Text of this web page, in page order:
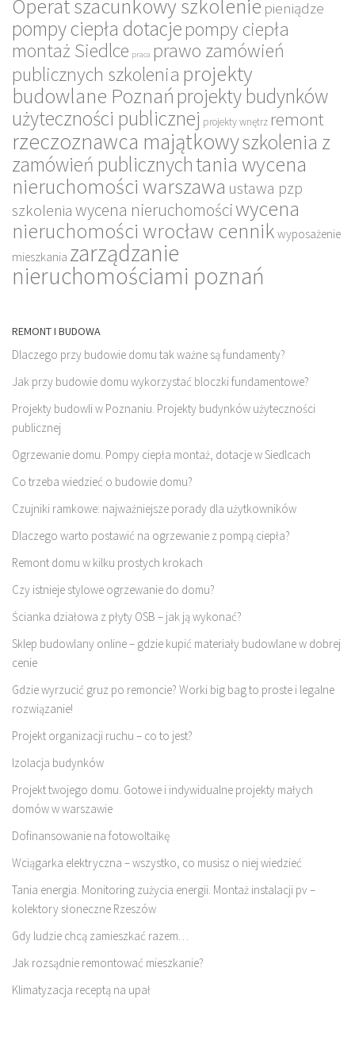
Operat szacunkowy szkolenie pieniądze
pompy ciepła dotacjepompy ciepła
montaż Siedlce praca prawo zamówień
publicznych szkolenia projekty
budowlane Poznańprojekty budynków
użyteczności publicznej projekty wnętrz remont
rzeczoznawca majątkowyszkolenia z
zamówień publicznychtania wycena
nieruchomości warszawa ustawa pzp
szkolenia wycena nieruchomościwycena
nieruchomości wrocław cennik wyposażenie
mieszkania zarządzanie
nieruchomościami poznań
REMONT I BUDOWA
Dlaczego przy budowie domu tak ważne są fundamenty?
Jak przy budowie domu wykorzystać bloczki fundamentowe?
Projekty budowli w Poznaniu. Projekty budynków użyteczności
publicznej
Ogrzewanie domu. Pompy ciepła montaż, dotacje w Siedlcach
Co trzeba wiedzieć o budowie domu?
Czujniki ramkowe: najważniejsze porady dla użytkowników
Dlaczego warto postawić na ogrzewanie z pompą ciepła?
Remont domu w kilku prostych krokach
Czy istnieje stylowe ogrzewanie do domu?
Ścianka działowa z płyty OSB – jak ją wykonać?
Sklep budowlany online – gdzie kupić materiały budowlane w dobrej
cenie
Gdzie wyrzucić gruz po remoncie? Worki big bag to proste i legalne
rozwiązanie!
Projekt organizacji ruchu – co to jest?
Izolacja budynków
Projekt twojego domu. Gotowe i indywidualne projekty małych
domów w warszawie
Dofinansowanie na fotowoltaikę
Wciągarka elektryczna – wszystko, co musisz o niej wiedzieć
Tania energia. Monitoring zużycia energii. Montaż instalacji pv –
kolektory słoneczne Rzeszów
Gdy ludzie chcą zamieszkać razem…
Jak rozsądnie remontować mieszkanie?
Klimatyzacja receptą na upał